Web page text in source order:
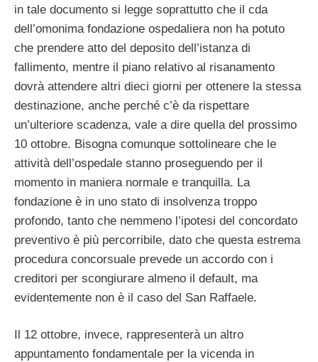
in tale documento si legge soprattutto che il cda
dell’omonima fondazione ospedaliera non ha potuto
che prendere atto del deposito dell’istanza di
fallimento, mentre il piano relativo al risanamento
dovrà attendere altri dieci giorni per ottenere la stessa
destinazione, anche perché c’è da rispettare
un’ulteriore scadenza, vale a dire quella del prossimo
10 ottobre. Bisogna comunque sottolineare che le
attività dell’ospedale stanno proseguendo per il
momento in maniera normale e tranquilla. La
fondazione è in uno stato di insolvenza troppo
profondo, tanto che nemmeno l’ipotesi del concordato
preventivo è più percorribile, dato che questa estrema
procedura concorsuale prevede un accordo con i
creditori per scongiurare almeno il default, ma
evidentemente non è il caso del San Raffaele.
Il 12 ottobre, invece, rappresenterà un altro
appuntamento fondamentale per la vicenda in